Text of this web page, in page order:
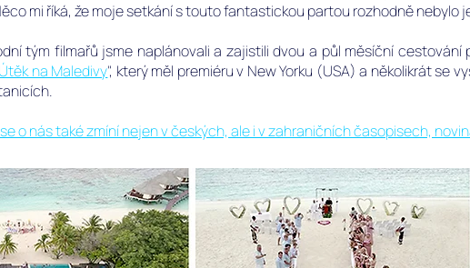
mi říká, že moje setkání s touto fantastickou partou rozhodně nebylo
tým filmařů jsme naplánovali a zajistili dvou a půl měsíční
Útěk na Maledivy", který měl premiéru v New Yorku (USA) a několikrát se
o nás také zmíní nejen v českých, ale i v zahraničních časopisech,